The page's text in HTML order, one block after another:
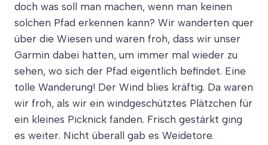
doch was soll man machen, wenn man keinen
solchen Pfad erkennen kann? Wir wanderten quer
über die Wiesen und waren froh, dass wir unser
Garmin dabei hatten, um immer mal wieder zu
sehen, wo sich der Pfad eigentlich befindet. Eine
tolle Wanderung! Der Wind blies kräftig. Da waren
wir froh, als wir ein windgeschütztes Plätzchen für
ein kleines Picknick fanden. Frisch gestärkt ging
es weiter. Nicht überall gab es Weidetore.